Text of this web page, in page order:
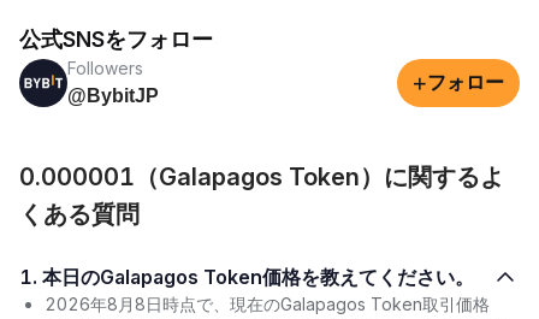
公式SNSをフォロー
Followers
@BybitJP
+フォロー
0.000001（Galapagos Token）に関するよ
くある質問
1. 本日のGalapagos Token価格を教えてください。
2026年8月8日時点で、現在のGalapagos Token取引価格